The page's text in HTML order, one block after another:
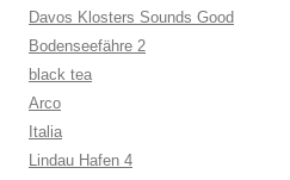
Davos Klosters Sounds Good
Bodenseefähre 2
black tea
Arco
Italia
Lindau Hafen 4